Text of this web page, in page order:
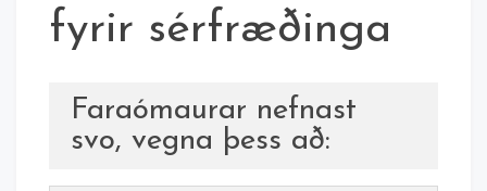
fyrir sérfræðinga
Faraómaurar nefnast
svo, vegna þess að: